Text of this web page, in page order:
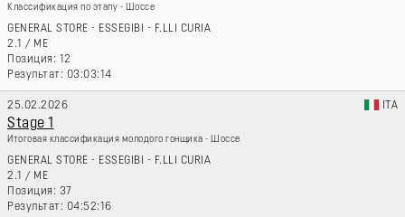
Классификация по этапу - Шоссе
GENERAL STORE - ESSEGIBI - F.LLI CURIA
2.1 / ME
12
03:03:14
25.02.2026 ITA
Stage 1
Итоговая классификация молодого гонщика - Шоссе
GENERAL STORE - ESSEGIBI - F.LLI CURIA
2.1 / ME
37
04:52:16